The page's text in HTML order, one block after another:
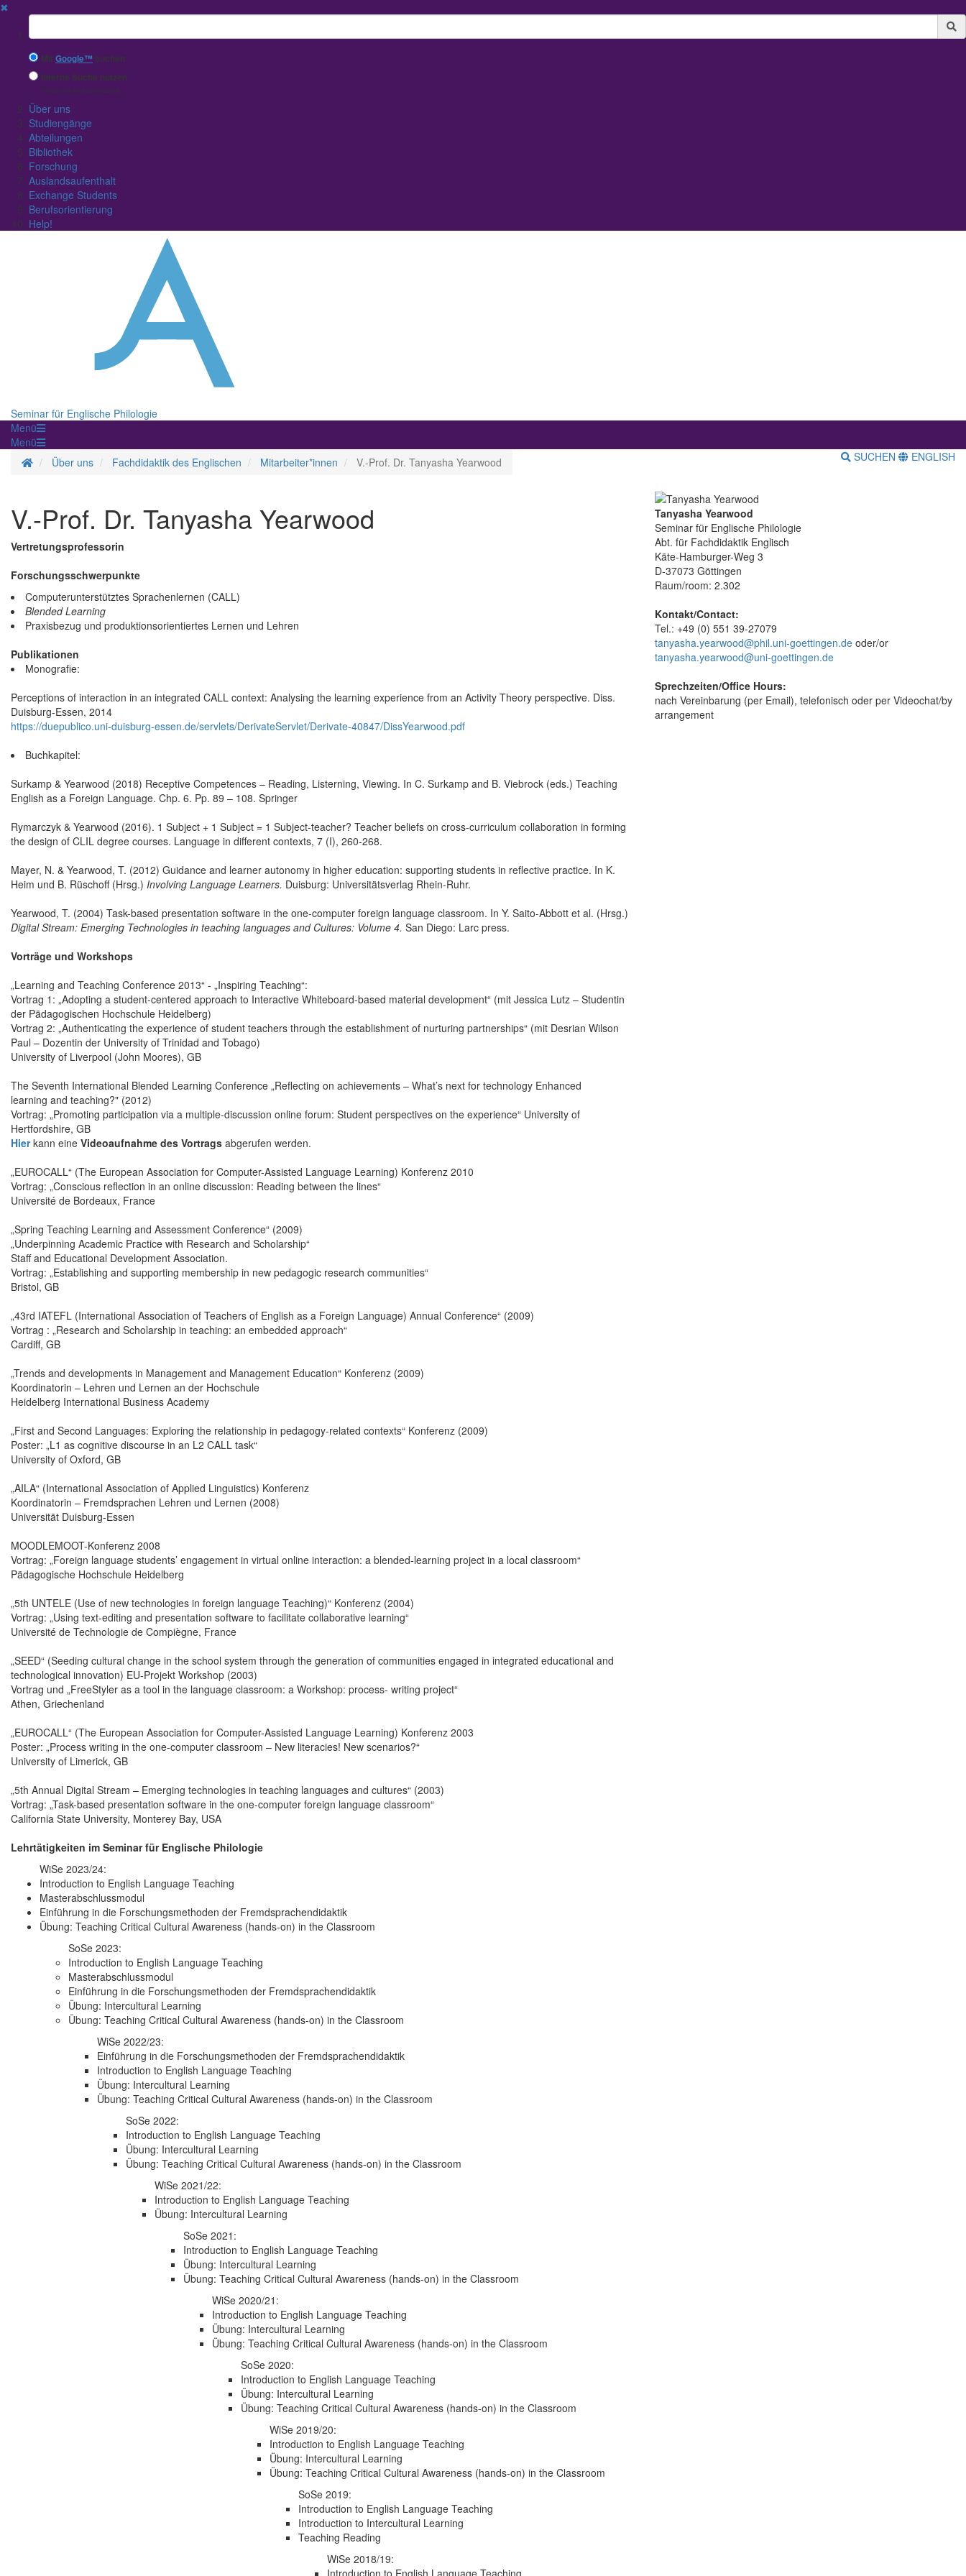
✖
Suchbegriff
MitGoogle™ suchen
Interne Suche nutzen
(eingeschränkte Ergebnisqualität)
Über uns
Studiengänge
Abteilungen
Bibliothek
Forschung
Auslandsaufenthalt
Exchange Students
Berufsorientierung
Help!
Seminar für Englische Philologie
Menü
Menü
StartseiteÜber uns Fachdidaktik des Englischen Mitarbeiter*innen V.-Prof. Dr. Tanyasha Yearwood SUCHEN ENGLISH
V.-Prof. Dr. Tanyasha Yearwood
Vertretungsprofessorin
Forschungsschwerpunkte
Computerunterstütztes Sprachenlernen (CALL)
Blended Learning
Praxisbezug und produktionsorientiertes Lernen und Lehren
Publikationen
Monografie:
Perceptions of interaction in an integrated CALL context: Analysing the learning experience from an Activity Theory perspective. Diss.
Duisburg-Essen, 2014
https://duepublico.uni-duisburg-essen.de/servlets/DerivateServlet/Derivate-40847/DissYearwood.pdf
Buchkapitel:
Surkamp & Yearwood (2018) Receptive Competences – Reading, Listerning, Viewing. In C. Surkamp and B. Viebrock (eds.) Teaching
English as a Foreign Language. Chp. 6. Pp. 89 – 108. Springer
Rymarczyk & Yearwood (2016). 1 Subject + 1 Subject = 1 Subject-teacher? Teacher beliefs on cross-curriculum collaboration in forming
the design of CLIL degree courses. Language in different contexts, 7 (I), 260-268.
Mayer, N. & Yearwood, T. (2012) Guidance and learner autonomy in higher education: supporting students in reflective practice. In K.
Heim und B. Rüschoff (Hrsg.) Involving Language Learners. Duisburg: Universitätsverlag Rhein-Ruhr.
Yearwood, T. (2004) Task-based presentation software in the one-computer foreign language classroom. In Y. Saito-Abbott et al. (Hrsg.)
Digital Stream: Emerging Technologies in teaching languages and Cultures: Volume 4. San Diego: Larc press.
Vorträge und Workshops
„Learning and Teaching Conference 2013“ - „Inspiring Teaching“:
Vortrag 1: „Adopting a student-centered approach to Interactive Whiteboard-based material development“ (mit Jessica Lutz – Studentin
der Pädagogischen Hochschule Heidelberg)
Vortrag 2: „Authenticating the experience of student teachers through the establishment of nurturing partnerships“ (mit Desrian Wilson
Paul – Dozentin der University of Trinidad and Tobago)
University of Liverpool (John Moores), GB
The Seventh International Blended Learning Conference „Reflecting on achievements – What’s next for technology Enhanced
learning and teaching?" (2012)
Vortrag: „Promoting participation via a multiple-discussion online forum: Student perspectives on the experience“ University of
Hertfordshire, GB
Hierkann eine Videoaufnahme des Vortrags abgerufen werden.
„EUROCALL“ (The European Association for Computer-Assisted Language Learning) Konferenz 2010
Vortrag: „Conscious reflection in an online discussion: Reading between the lines“
Université de Bordeaux, France
„Spring Teaching Learning and Assessment Conference“ (2009)
„Underpinning Academic Practice with Research and Scholarship“
Staff and Educational Development Association.
Vortrag: „Establishing and supporting membership in new pedagogic research communities“
Bristol, GB
„43rd IATEFL (International Association of Teachers of English as a Foreign Language) Annual Conference“ (2009)
Vortrag : „Research and Scholarship in teaching: an embedded approach“
Cardiff, GB
„Trends and developments in Management and Management Education“ Konferenz (2009)
Koordinatorin – Lehren und Lernen an der Hochschule
Heidelberg International Business Academy
„First and Second Languages: Exploring the relationship in pedagogy-related contexts“ Konferenz (2009)
Poster: „L1 as cognitive discourse in an L2 CALL task“
University of Oxford, GB
„AILA“ (International Association of Applied Linguistics) Konferenz
Koordinatorin – Fremdsprachen Lehren und Lernen (2008)
Universität Duisburg-Essen
MOODLEMOOT-Konferenz 2008
Vortrag: „Foreign language students’ engagement in virtual online interaction: a blended-learning project in a local classroom“
Pädagogische Hochschule Heidelberg
„5th UNTELE (Use of new technologies in foreign language Teaching)“ Konferenz (2004)
Vortrag: „Using text-editing and presentation software to facilitate collaborative learning“
Université de Technologie de Compiègne, France
„SEED“ (Seeding cultural change in the school system through the generation of communities engaged in integrated educational and
technological innovation) EU-Projekt Workshop (2003)
Vortrag und „FreeStyler as a tool in the language classroom: a Workshop: process- writing project“
Athen, Griechenland
„EUROCALL“ (The European Association for Computer-Assisted Language Learning) Konferenz 2003
Poster: „Process writing in the one-computer classroom – New literacies! New scenarios?“
University of Limerick, GB
„5th Annual Digital Stream – Emerging technologies in teaching languages and cultures“ (2003)
Vortrag: „Task-based presentation software in the one-computer foreign language classroom“
California State University, Monterey Bay, USA
Lehrtätigkeiten im Seminar für Englische Philologie
WiSe 2023/24:
Introduction to English Language Teaching
Masterabschlussmodul
Einführung in die Forschungsmethoden der Fremdsprachendidaktik
Übung: Teaching Critical Cultural Awareness (hands-on) in the Classroom
SoSe 2023:
Introduction to English Language Teaching
Masterabschlussmodul
Einführung in die Forschungsmethoden der Fremdsprachendidaktik
Übung: Intercultural Learning
Übung: Teaching Critical Cultural Awareness (hands-on) in the Classroom
WiSe 2022/23:
Einführung in die Forschungsmethoden der Fremdsprachendidaktik
Introduction to English Language Teaching
Übung: Intercultural Learning
Übung: Teaching Critical Cultural Awareness (hands-on) in the Classroom
SoSe 2022:
Introduction to English Language Teaching
Übung: Intercultural Learning
Übung: Teaching Critical Cultural Awareness (hands-on) in the Classroom
WiSe 2021/22:
Introduction to English Language Teaching
Übung: Intercultural Learning
SoSe 2021:
Introduction to English Language Teaching
Übung: Intercultural Learning
Übung: Teaching Critical Cultural Awareness (hands-on) in the Classroom
WiSe 2020/21:
Introduction to English Language Teaching
Übung: Intercultural Learning
Übung: Teaching Critical Cultural Awareness (hands-on) in the Classroom
SoSe 2020:
Introduction to English Language Teaching
Übung: Intercultural Learning
Übung: Teaching Critical Cultural Awareness (hands-on) in the Classroom
WiSe 2019/20:
Introduction to English Language Teaching
Übung: Intercultural Learning
Übung: Teaching Critical Cultural Awareness (hands-on) in the Classroom
SoSe 2019:
Introduction to English Language Teaching
Introduction to Intercultural Learning
Teaching Reading
WiSe 2018/19:
Tanyasha Yearwood
Seminar für Englische Philologie
Abt. für Fachdidaktik Englisch
Käte-Hamburger-Weg 3
D-37073 Göttingen
Raum/room: 2.302
Kontakt/Contact:
Tel.: +49 (0) 551 39-27079
tanyasha.yearwood@phil.uni-goettingen.de oder/or
tanyasha.yearwood@uni-goettingen.de
Sprechzeiten/Office Hours:
nach Vereinbarung (per Email), telefonisch oder per Videochat/by
arrangement